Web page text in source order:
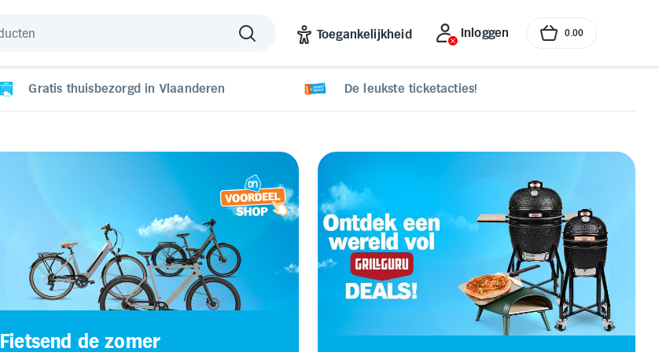
Toegankelijkheid Inloggen 0.00
Gratis thuisbezorgd in Vlaanderen De leukste ticketacties!
Fietsend de zomer